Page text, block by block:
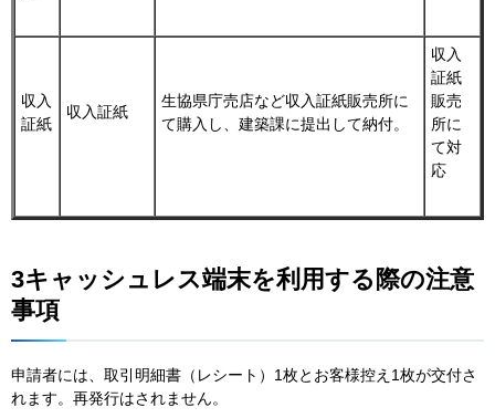
収入
証紙
収入証紙
生協県庁売店など収入証紙販売所に
て購入し、建築課に提出して納付。
収入
証紙
販売
所に
て対
応
3キャッシュレス端末を利用する際の注意
事項
申請者には、取引明細書（レシート）1枚とお客様控え1枚が交付さ
れます。再発行はされません。